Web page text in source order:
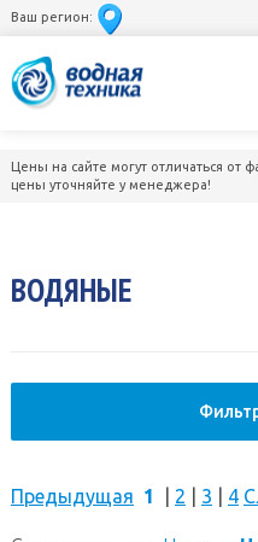
Ваш регион:
Цены на сайте могут отличаться от
цены уточняйте у менеджера!
ВОДЯНЫЕ
Предыдущая 1 2 3 4